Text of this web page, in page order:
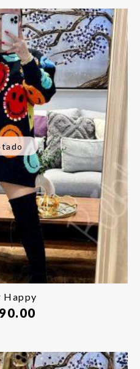
Happy